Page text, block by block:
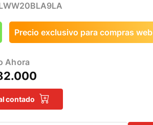
Precio exclusivo para compras web
Ahora
contado